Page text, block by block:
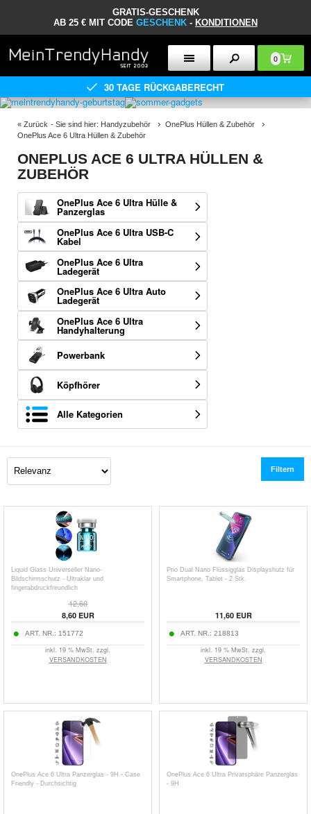
GRATIS-GESCHENK
AB 25 € MIT CODE GESCHENK - KONDITIONEN
0
30 TAGE RÜCKGABERECHT
« Zurück - Sie sind hier: Handyzubehör
OnePlus Hüllen & Zubehör
OnePlus Ace 6 Ultra Hüllen & Zubehör
ONEPLUS ACE 6 ULTRA HÜLLEN &
ZUBEHÖR
OnePlus Ace 6 Ultra Hülle &
Panzerglas
OnePlus Ace 6 Ultra USB-C
Kabel
OnePlus Ace 6 Ultra
Ladegerät
OnePlus Ace 6 Ultra Auto
Ladegerät
OnePlus Ace 6 Ultra
Handyhalterung
Powerbank
Köpfhörer
Alle Kategorien
Filtern
Liquid Glass Universeller Nano-
Bildschirmschutz - Ultraklar und
fingerabdruckfreundlich
12,60
8,60EUR
ART. NR.: 151772
inkl. 19 % MwSt. zzgl.
VERSANDKOSTEN
Prio Dual Nano Flüssigglas Displayshutz für
Smartphone, Tablet - 2 Stk.
11,60EUR
ART. NR.: 218813
inkl. 19 % MwSt. zzgl.
VERSANDKOSTEN
OnePlus Ace 6 Ultra Panzerglas - 9H - Case
Friendly - Durchsichtig
OnePlus Ace 6 Ultra Privatsphäre Panzerglas
- 9H